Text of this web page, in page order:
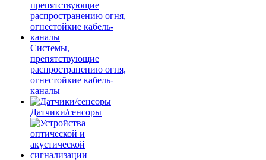
Системы,
препятствующие
распространению огня,
огнестойкие кабель-
каналы
Датчики/сенсоры